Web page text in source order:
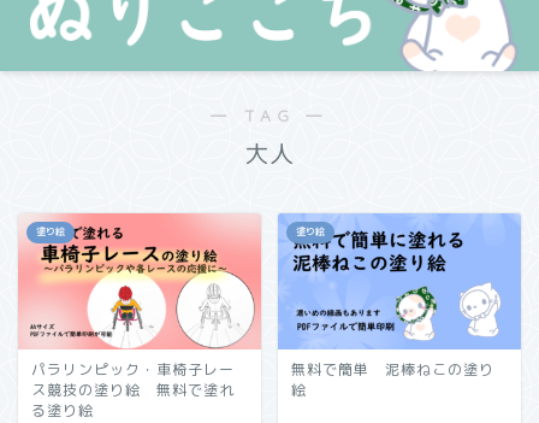
― TAG ―
大人
塗り絵
パラリンピック・車椅子レー
ス競技の塗り絵 無料で塗れ
る塗り絵
塗り絵
無料で簡単 泥棒ねこの塗り
絵